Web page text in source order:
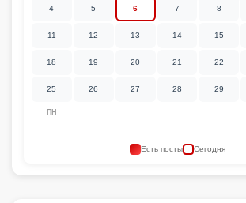
ПН
4 5 6 7 8
11 12 13 14 15
18 19 20 21 22
25 26 27 28 29
Есть посты Сегодня